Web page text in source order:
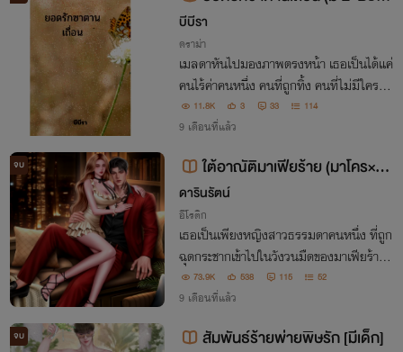
อีบุ๊ค)
บีบีรา
ดราม่า
เมลดาหันไปมองภาพตรงหน้า เธอเป็นได้แค่
คนไร้ค่าคนหนึ่ง คนที่ถูกทิ้ง คนที่ไม่มีใครรัก
คนที่ไม่มีใครต้องการแม้แต่เขา….
11.8K 3 33 114
9 เดือนที่แล้ว
จบ
ใต้อาณัติมาเฟียร้าย (มาโคร×ลีอ
าห์)
ดารินรัตน์
อีโรติก
เธอเป็นเพียงหญิงสาวธรรมดาคนหนึ่ง ที่ถูก
ฉุดกระชากเข้าไปในวังวนมืดของมาเฟียร้ายผู้
ไร้หัวใจ ที่มองเธอเป็นของเล่นชั่วคราวเพียงเ
ท่านั้น
73.9K 538 115 52
9 เดือนที่แล้ว
จบ สัมพันธ์ร้ายพ่ายพิษรัก [มีเด็ก]